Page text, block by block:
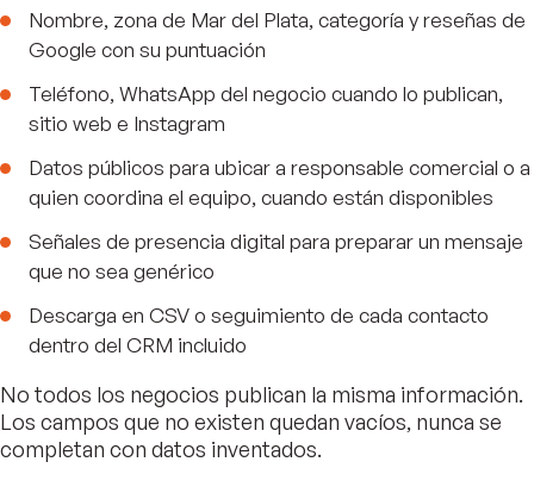
Nombre, zona de Mar del Plata, categoría y reseñas de
Google con su puntuación
Teléfono, WhatsApp del negocio cuando lo publican,
sitio web e Instagram
Datos públicos para ubicar a responsable comercial o a
quien coordina el equipo, cuando están disponibles
Señales de presencia digital para preparar un mensaje
que no sea genérico
Descarga en CSV o seguimiento de cada contacto
dentro del CRM incluido
No todos los negocios publican la misma información.
Los campos que no existen quedan vacíos, nunca se
completan con datos inventados.